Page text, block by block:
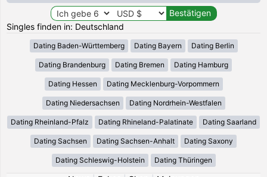
Singles finden in: Deutschland
Dating Baden-Württemberg Dating Bayern Dating Berlin
Dating Brandenburg Dating Bremen Dating Hamburg
Dating Hessen Dating Mecklenburg-Vorpommern
Dating Niedersachsen Dating Nordrhein-Westfalen
Dating Rheinland-Pfalz Dating Rhineland-Palatinate Dating Saarland
Dating Sachsen Dating Sachsen-Anhalt Dating Saxony
Dating Schleswig-Holstein Dating Thüringen